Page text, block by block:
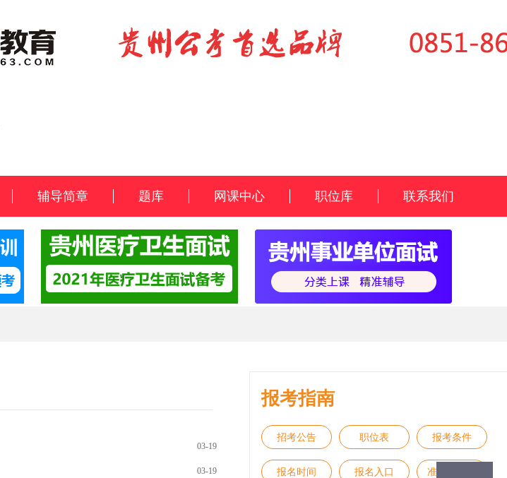
辅导简章 题库 网课中心 职位库 联系我们
03-19
03-19
报考指南
招考公告 职位表 报考条件
报名时间 报名入口 准考证打印